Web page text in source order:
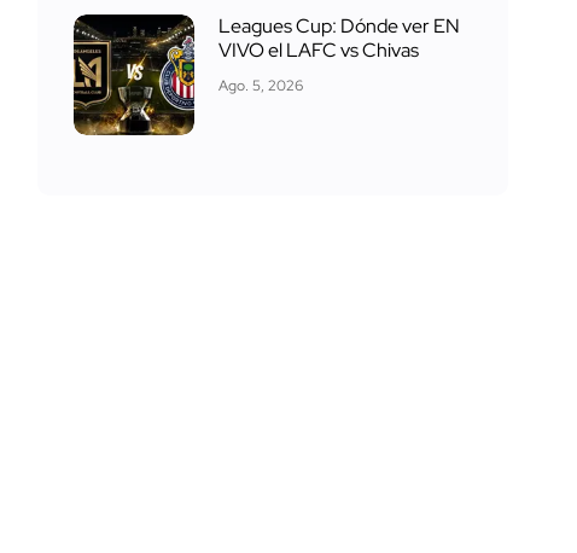
Leagues Cup: Dónde ver EN
VIVO el LAFC vs Chivas
Ago. 5, 2026